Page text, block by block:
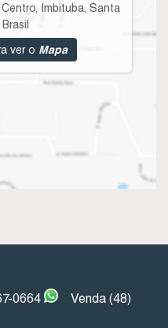
Imbituba, Santa
ver o Mapa
0664
Venda (48)